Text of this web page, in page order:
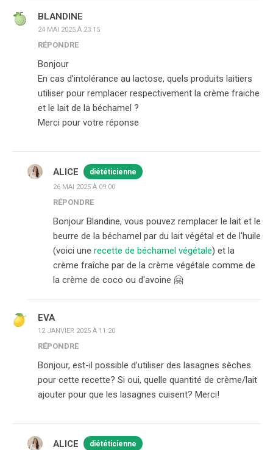
BLANDINE
24 MAI 2025 À 23:15
RÉPONDRE
Bonjour
En cas d’intolérance au lactose, quels produits laitiers
utiliser pour remplacer respectivement la crème fraiche
et le lait de la béchamel ?
Merci pour votre réponse
ALICE diététicienne
26 MAI 2025 À 09:00
RÉPONDRE
Bonjour Blandine, vous pouvez remplacer le lait et le
beurre de la béchamel par du lait végétal et de l'huile
(voici une recette de béchamel végétale) et la
crème fraîche par de la crème végétale comme de
la crème de coco ou d'avoine 🤗
EVA
12 JANVIER 2025 À 11:20
RÉPONDRE
Bonjour, est-il possible d’utiliser des lasagnes sèches
pour cette recette? Si oui, quelle quantité de crème/lait
ajouter pour que les lasagnes cuisent? Merci!
ALICE diététicienne